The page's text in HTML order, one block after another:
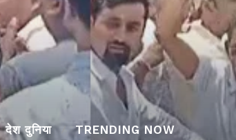
देश दुनिया TRENDING NOW